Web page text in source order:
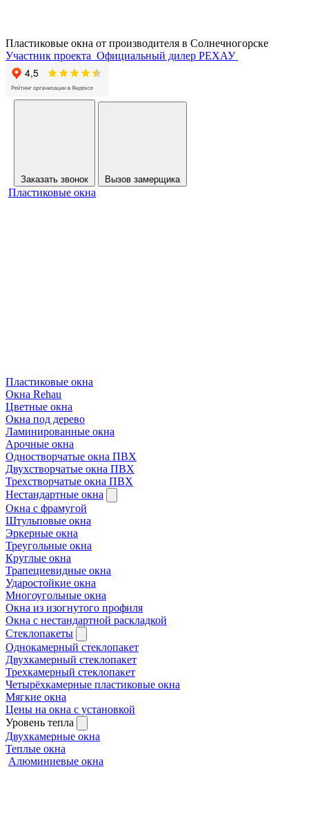
Пластиковые окна от производителя в Солнечногорске
Участник проекта Официальный дилер РЕХАУ
Заказать звонок Вызов замерщика
Пластиковые окна
Пластиковые окна
Окна Rehau
Цветные окна
Окна под дерево
Ламинированные окна
Арочные окна
Одностворчатые окна ПВХ
Двухстворчатые окна ПВХ
Трехстворчатые окна ПВХ
Нестандартные окна
Окна с фрамугой
Штульповые окна
Эркерные окна
Треугольные окна
Круглые окна
Трапециевидные окна
Ударостойкие окна
Многоугольные окна
Окна из изогнутого профиля
Окна с нестандартной раскладкой
Стеклопакеты
Однокамерный стеклопакет
Двухкамерный стеклопакет
Трехкамерный стеклопакет
Четырёхкамерные пластиковые окна
Мягкие окна
Цены на окна с установкой
Уровень тепла
Двухкамерные окна
Теплые окна
Алюминиевые окна